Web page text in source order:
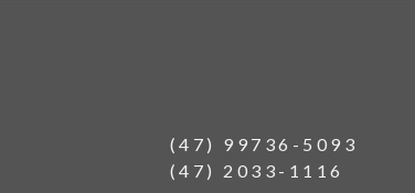
(47) 99736-5093
(47) 2033-1116